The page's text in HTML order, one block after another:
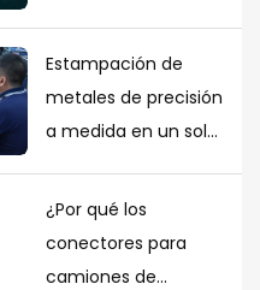
garantizando la
perfección en cada
Estampación de
metales de precisión
a medida en un solo
diseño del molde
hasta la producción
en masa.
¿Por qué los
conectores para
camiones de